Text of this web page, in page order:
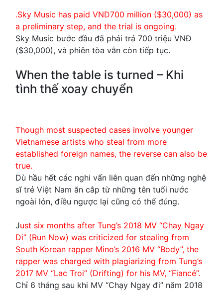
.Sky Music has paid VND700 million ($30,000) as
a preliminary step, and the trial is ongoing.
Sky Music bước đầu đã phải trả 700 triệu VNĐ
($30,000), và phiên tòa vẫn còn tiếp tục.
When the table is turned – Khi
tình thế xoay chuyển
Though most suspected cases involve younger
Vietnamese artists who steal from more
established foreign names, the reverse can also be
true.
Dù hầu hết các nghi vấn liên quan đến những nghệ
sĩ trẻ Việt Nam ăn cắp từ những tên tuổi nước
ngoài lón, điều ngược lại cũng có thể đúng.
Just six months after Tung’s 2018 MV “Chay Ngay
Di” (Run Now) was criticized for stealing from
South Korean rapper Mino’s 2016 MV “Body”, the
rapper was charged with plagiarizing from Tung’s
2017 MV “Lac Troi” (Drifting) for his MV, “Fiancé”.
Chỉ 6 tháng sau khi MV “Chạy Ngay đi” năm 2018